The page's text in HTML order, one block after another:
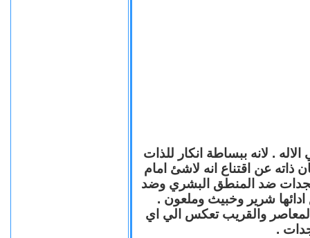
. لانه ببساطة انكار للذات
ذاته عن اقتناع انه لاشئ امام
ضد المنطق البشري وضد
ادائها شرير وخبيث وملعون .
المعاصر والقريب تعكس الي اي
.